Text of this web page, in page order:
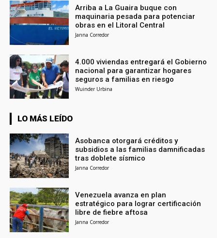
Arriba a La Guaira buque con
maquinaria pesada para potenciar
obras en el Litoral Central
Janna Corredor
4.000 viviendas entregará el Gobierno
nacional para garantizar hogares
seguros a familias en riesgo
Wuinder Urbina
LO MÁS LEÍDO
Asobanca otorgará créditos y
subsidios a las familias damnificadas
tras doblete sísmico
Janna Corredor
Venezuela avanza en plan
estratégico para lograr certificación
libre de fiebre aftosa
Janna Corredor